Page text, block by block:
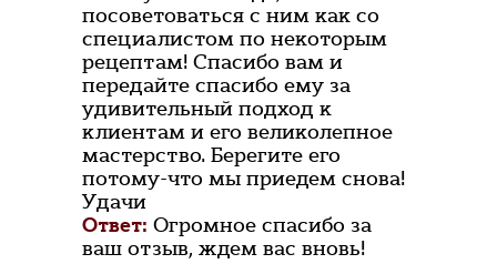
посоветоваться с ним как со
специалистом по некоторым
рецептам! Спасибо вам и
передайте спасибо ему за
удивительный подход к
клиентам и его великолепное
мастерство. Берегите его
потому-что мы приедем снова!
Удачи
Ответ: Огромное спасибо за
ваш отзыв, ждем вас вновь!